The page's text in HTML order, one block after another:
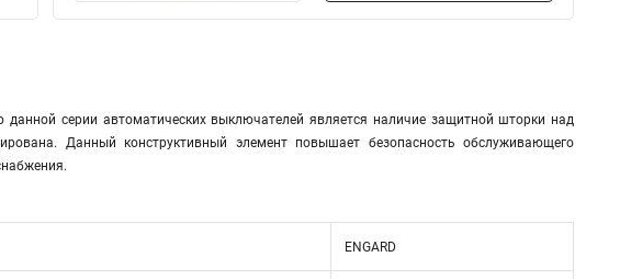
серии автоматических выключателей является наличие защитной шторки над
Данный конструктивный элемент повышает безопасность обслуживающего
ENGARD